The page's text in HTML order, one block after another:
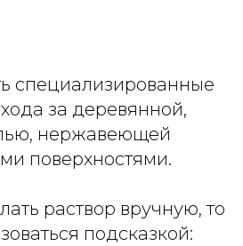
специализированные
за деревянной,
нержавеющей
поверхностями.
раствор вручную, то
подсказкой: